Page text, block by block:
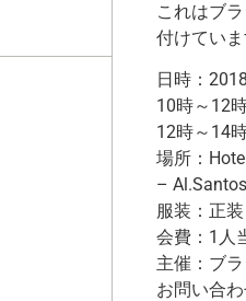
これはブ
付けてい
日時：
10時～12
12時～14
場所：
–
服装：正装
会費：1人
主催：ブ
お問い合